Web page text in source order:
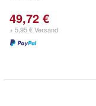
49,72 €
+ 5,95 € Versand